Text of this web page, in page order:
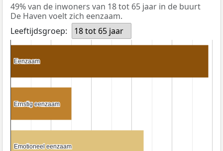
49% van de inwoners van 18 tot 65 jaar in de buurt
De Haven voelt zich eenzaam.
Leeftijdsgroep:
18 tot 65 jaar
Eenzaam
Eenzaam
Ernstig eenzaam
Ernstig eenzaam
Emotioneel eenzaam
Emotioneel eenzaam